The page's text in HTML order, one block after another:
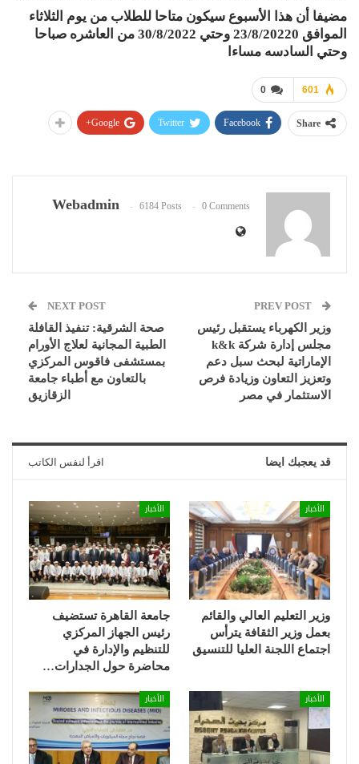
مضيفا أن هذا الأسبوع سيكون متاحا للطلاب من يوم الثلاثاء
الموافق 23/8/20220 وحتي 30/8/2022 من العاشره صباحا
وحتي السادسه مساءا
0 601
Share
Facebook
Twitter
Google+
Webadmin 6184 Posts 0 Comments
وزير الكهرباء يستقبل رئيس
مجلس إدارة شركة k&k
الإماراتية لبحث سبل دعم
وتعزيز التعاون وزيادة فرص
الاستثمار في مصر
NEXT POST
صحة الشرقية: تنفيذ القافلة
الطبية المجانية لعلاج الأورام
بمستشفى فاقوس المركزي
بالتعاون مع أطباء جامعة
الزقازيق
قد يعجبك ايضا اقرأ لنفس الكاتب
الأخبار
وزير التعليم العالي والقائم
بعمل وزير الثقافة يترأس
اجتماع اللجنة العليا للتنسيق
الأخبار
جامعة القاهرة تستضيف
رئيس الجهاز المركزي
للتنظيم والإدارة في
محاضرة حول الجدارات…
الأخبار الأخبار